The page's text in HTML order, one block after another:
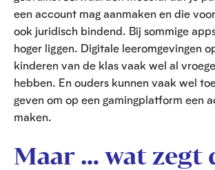
een account mag aanmaken en die
ook juridisch bindend. Bij sommige
hoger liggen. Digitale leeromgevingen
kinderen van de klas vaak wel al
hebben. En ouders kunnen vaak wel
geven om op een gamingplatform een
maken.
Maar … wat zegt